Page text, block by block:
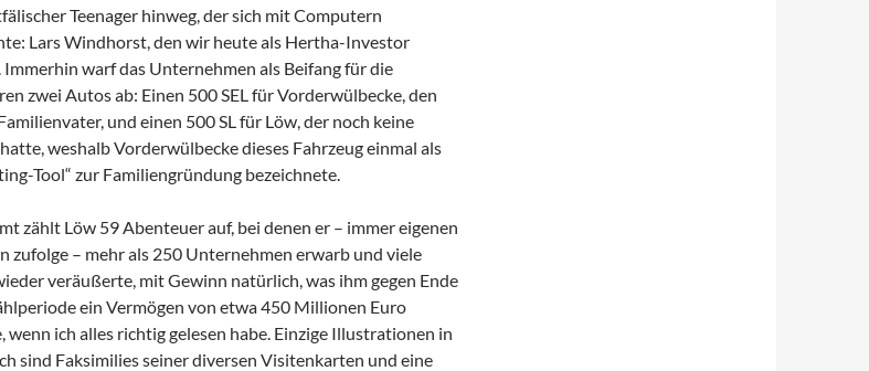
Teenager hinweg, der sich mit Computern
Lars Windhorst, den wir heute als Hertha-Investor
Immerhin warf das Unternehmen als Beifang für die
zwei Autos ab: Einen 500 SEL für Vorderwülbecke, den
und einen 500 SL für Löw, der noch keine
weshalb Vorderwülbecke dieses Fahrzeug einmal als
Tool“ zur Familiengründung bezeichnete.
zählt Löw 59 Abenteuer auf, bei denen er – immer eigenen
zufolge – mehr als 250 Unternehmen erwarb und viele
veräußerte, mit Gewinn natürlich, was ihm gegen Ende
ein Vermögen von etwa 450 Millionen Euro
wenn ich alles richtig gelesen habe. Einzige Illustrationen in
sind Faksimilies seiner diversen Visitenkarten und eine